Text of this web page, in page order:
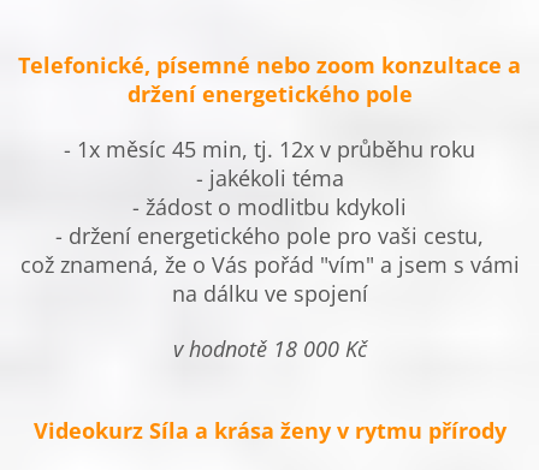
Telefonické, písemné nebo zoom konzultace a
držení energetického pole
- 1x měsíc 45 min, tj. 12x v průběhu roku
- jakékoli téma
- žádost o modlitbu kdykoli
- držení energetického pole pro vaši cestu,
což znamená, že o Vás pořád "vím" a jsem s vámi
na dálku ve spojení
v hodnotě 18 000 Kč
Videokurz Síla a krása ženy v rytmu přírody